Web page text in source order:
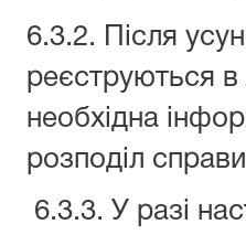
6.3.2. Після
реєструються
необхідна
розподіл
6.3.3. У разі